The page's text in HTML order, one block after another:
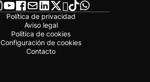
Política de privacidad
Aviso legal
Política de cookies
Configuración de cookies
Contacto